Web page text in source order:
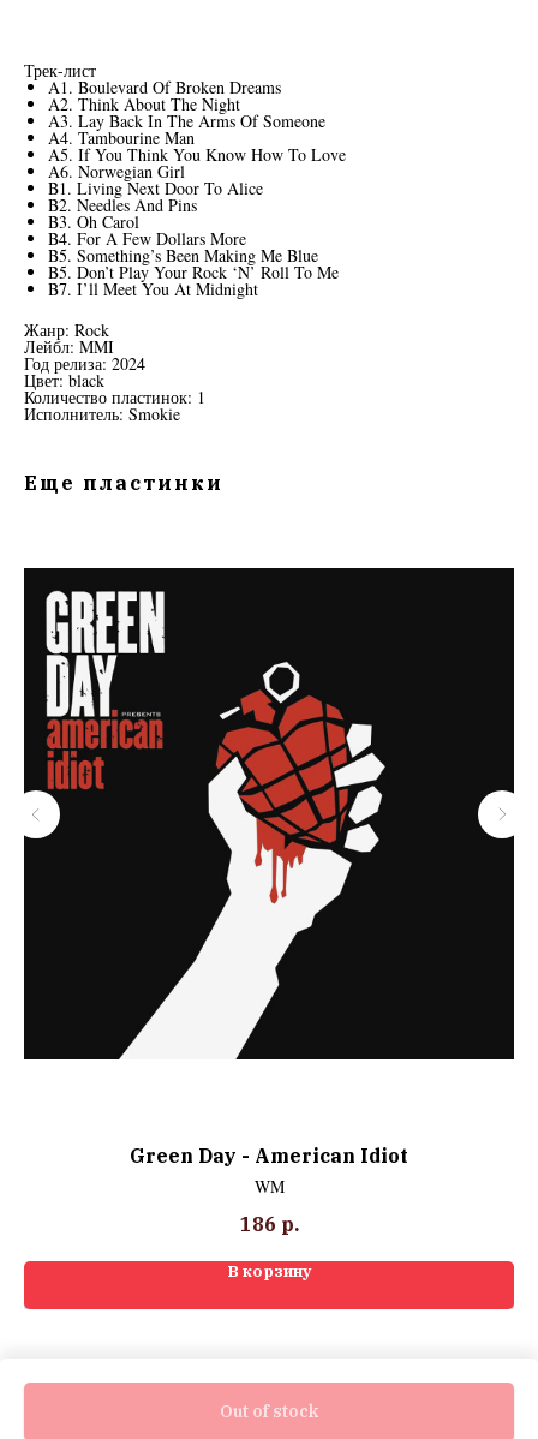
Out of stock
Трек-лист
A1. Boulevard Of Broken Dreams
A2. Think About The Night
A3. Lay Back In The Arms Of Someone
A4. Tambourine Man
A5. If You Think You Know How To Love
A6. Norwegian Girl
B1. Living Next Door To Alice
B2. Needles And Pins
B3. Oh Carol
B4. For A Few Dollars More
B5. Something’s Been Making Me Blue
B5. Don’t Play Your Rock ‘N’ Roll To Me
B7. I’ll Meet You At Midnight
Жанр: Rock
Лейбл: MMI
Год релиза: 2024
Цвет: black
Количество пластинок: 1
Исполнитель: Smokie
Еще пластинки
Green Day - American Idiot
WM
186 р.
В корзину
Made on Tilda